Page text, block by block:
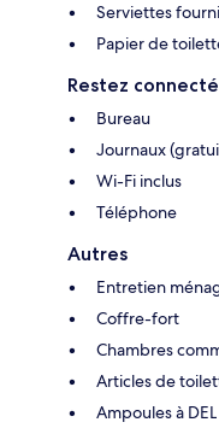
Serviettes
Papier de
Restez
Bureau
Journaux
Wi-Fi inclus
Téléphone
Autres
Entretien
Coffre-fort
Chambres
Articles de
Ampoules à DEL